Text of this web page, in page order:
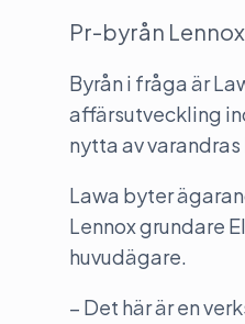
Pr-byrån
Byrån i fråga är
affärsutveckling
nytta av
Lawa byter
Lennox grundare
huvudägare.
– Det här är en